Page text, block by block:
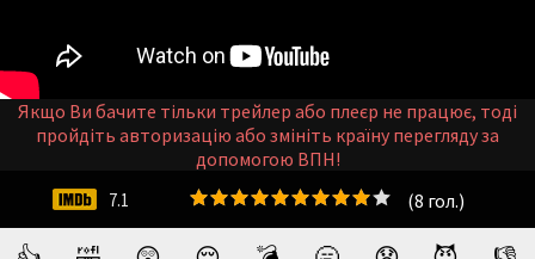
(8 гол.)
7.1
Якщо Ви бачите тільки трейлер або плеєр не працює, тоді
пройдіть авторизацію або змініть країну перегляду за
допомогою ВПН!